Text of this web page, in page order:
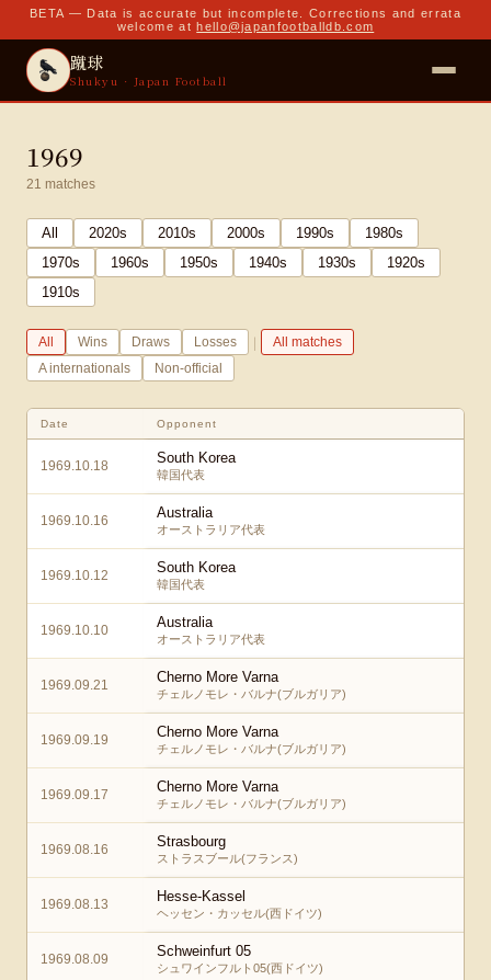
BETA — Data is accurate but incomplete. Corrections and errata
welcome at hello@japanfootballdb.com
蹴球
Shukyu · Japan Football
1969
21 matches
All 2020s 2010s 2000s 1990s 1980s
1970s 1960s 1950s 1940s 1930s 1920s
1910s
All Wins Draws Losses |
All matches
A internationals
Non-official
Date Opponent
1969.10.18 South Korea
韓国代表
1969.10.16 Australia
オーストラリア代表
1969.10.12 South Korea
韓国代表
1969.10.10 Australia
オーストラリア代表
1969.09.21 Cherno More Varna
チェルノモレ・バルナ(ブルガリア)
1969.09.19 Cherno More Varna
チェルノモレ・バルナ(ブルガリア)
1969.09.17 Cherno More Varna
チェルノモレ・バルナ(ブルガリア)
1969.08.16 Strasbourg
ストラスブール(フランス)
1969.08.13 Hesse-Kassel
ヘッセン・カッセル(西ドイツ)
1969.08.09 Schweinfurt 05
シュワインフルト05(西ドイツ)